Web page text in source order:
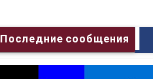
Последние сообщения